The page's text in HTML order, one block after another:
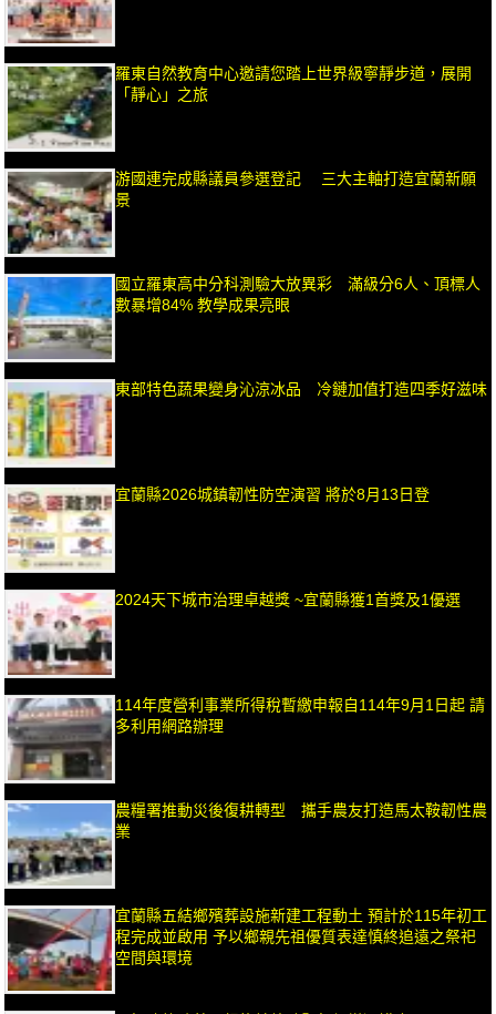
羅東自然教育中心邀請您踏上世界級寧靜步道，展開
「靜心」之旅
游國連完成縣議員參選登記 三大主軸打造宜蘭新願
景
國立羅東高中分科測驗大放異彩 滿級分6人、頂標人
數暴增84% 教學成果亮眼
東部特色蔬果變身沁涼冰品 冷鏈加值打造四季好滋味
宜蘭縣2026城鎮韌性防空演習 將於8月13日登
2024天下城市治理卓越獎 ~宜蘭縣獲1首獎及1優選
114年度營利事業所得稅暫繳申報自114年9月1日起 請
多利用網路辦理
農糧署推動災後復耕轉型 攜手農友打造馬太鞍韌性農
業
宜蘭縣五結鄉殯葬設施新建工程動土 預計於115年初工
程完成並啟用 予以鄉親先祖優質表達慎終追遠之祭祀
空間與環境